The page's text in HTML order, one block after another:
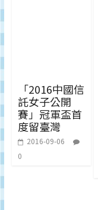
「2016中國信
託女子公開
賽」冠軍盃首
度留臺灣
2016-09-06
0